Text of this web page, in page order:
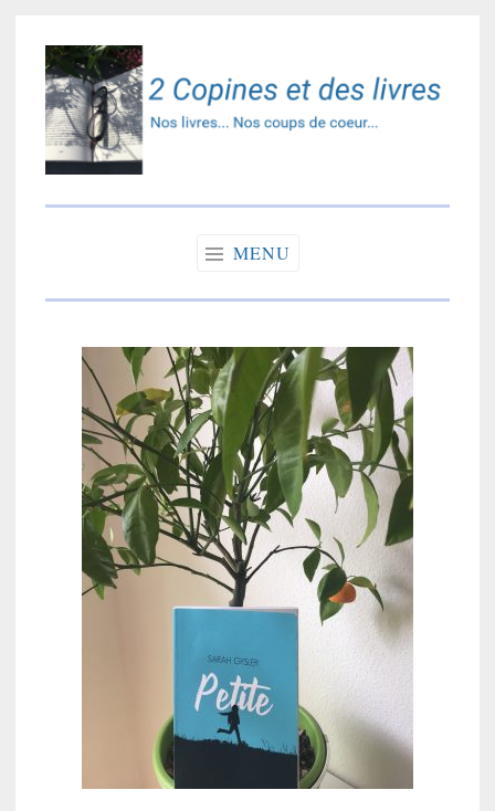
Accéder
au
contenu
principal
2 copines et des
Nos livres… Nos coups de coeur…
MENU